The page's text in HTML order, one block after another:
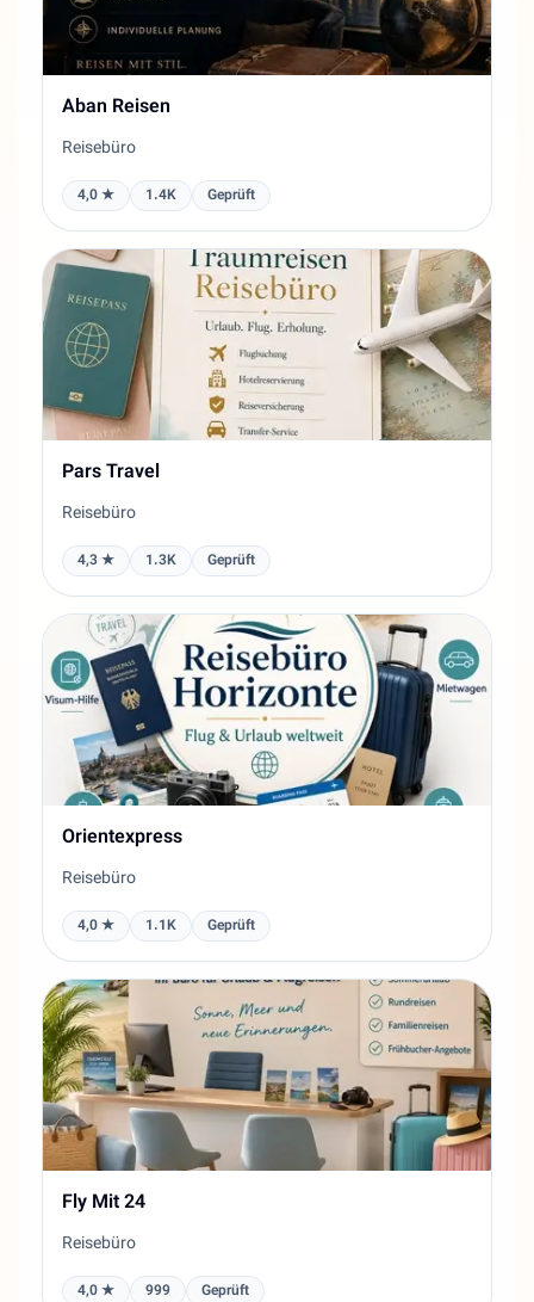
Aban Reisen
Reisebüro
4,0 ★ 1.4K Geprüft
Pars Travel
Reisebüro
4,3 ★ 1.3K Geprüft
Orientexpress
Reisebüro
4,0 ★ 1.1K Geprüft
Fly Mit 24
Reisebüro
4,0 ★ 999 Geprüft